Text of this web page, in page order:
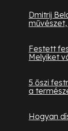
Dmitrij
Festett
Melyiket
5 őszi
a
Hogyan